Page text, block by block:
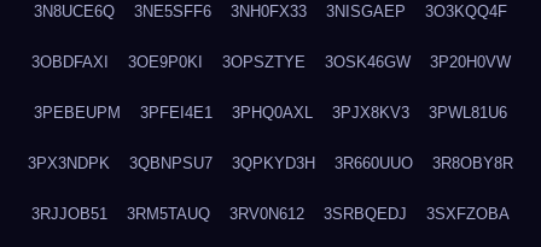
3N8UCE6Q 3NE5SFF6 3NH0FX33 3NISGAEP 3O3KQQ4F
3OBDFAXI 3OE9P0KI 3OPSZTYE 3OSK46GW 3P20H0VW
3PEBEUPM 3PFEI4E1 3PHQ0AXL 3PJX8KV3 3PWL81U6
3PX3NDPK 3QBNPSU7 3QPKYD3H 3R660UUO 3R8OBY8R
3RJJOB51 3RM5TAUQ 3RV0N612 3SRBQEDJ 3SXFZOBA